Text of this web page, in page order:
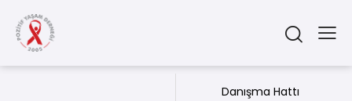
Danışma Hattı